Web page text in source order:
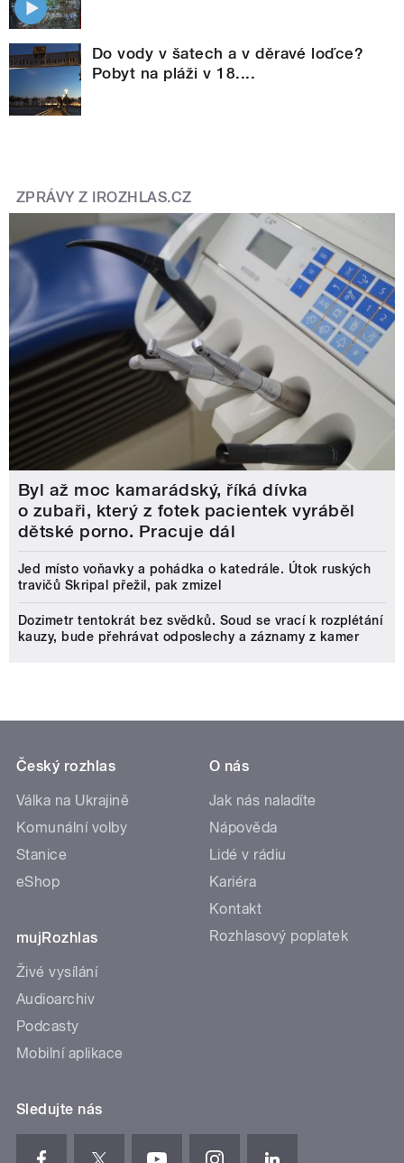
Do vody v šatech a v děravé loďce?
Pobyt na pláži v 18....
ZPRÁVY Z IROZHLAS.CZ
Byl až moc kamarádský, říká dívka
o zubaři, který z fotek pacientek vyráběl
dětské porno. Pracuje dál
Jed místo voňavky a pohádka o katedrále. Útok ruských
travičů Skripal přežil, pak zmizel
Dozimetr tentokrát bez svědků. Soud se vrací k rozplétání
kauzy, bude přehrávat odposlechy a záznamy z kamer
Český rozhlas
Válka na Ukrajině
Komunální volby
Stanice
eShop
mujRozhlas
Živé vysílání
Audioarchiv
Podcasty
Mobilní aplikace
O nás
Jak nás naladíte
Nápověda
Lidé v rádiu
Kariéra
Kontakt
Rozhlasový poplatek
Sledujte nás